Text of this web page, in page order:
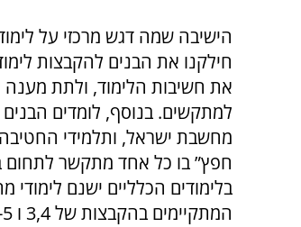
הישיבה שמה דגש מרכזי על
חילקנו את הבנים להקבצות
את חשיבות הלימוד, ולתת מענה
למתקשים. בנוסף, לומדים
מחשבת ישראל, ותלמידי
חפץ” בו כל אחד מתקשר לתחום
בלימודים הכלליים ישנם לימודי
המתקיימים בהקבצות של 3,4 ו 5- יח”ל.